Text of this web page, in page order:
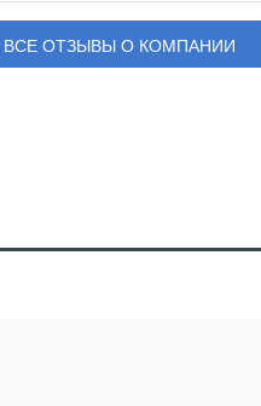
ВСЕ ОТЗЫВЫ О КОМПАНИИ